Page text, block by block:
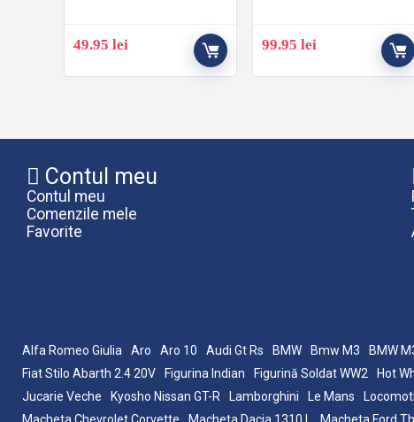
49.95lei 99.95 lei
Contul meu
Contul meu
Comenzile mele
Favorite
Alfa Romeo Giulia Aro Aro 10 Audi Gt Rs BMW Bmw M3 BMW
Fiat Stilo Abarth 2.4 20V
Figurina Indian Figurină Soldat WW2 Hot
Jucarie Veche
Kyosho Nissan GT-R Lamborghini Le Mans